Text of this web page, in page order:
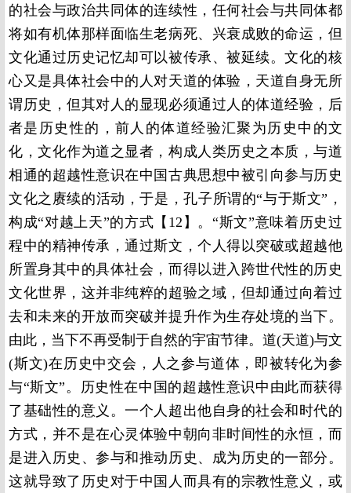
的社会与政治共同体的连续性，任何社会与共同体都
将如有机体那样面临生老病死、兴衰成败的命运，但
文化通过历史记忆却可以被传承、被延续。文化的核
心又是具体社会中的人对天道的体验，天道自身无所
谓历史，但其对人的显现必须通过人的体道经验，后
者是历史性的，前人的体道经验汇聚为历史中的文
化，文化作为道之显者，构成人类历史之本质，与道
相通的超越性意识在中国古典思想中被引向参与历史
文化之赓续的活动，于是，孔子所谓的“与于斯文”，
构成“对越上天”的方式【12】。“斯文”意味着历史过
程中的精神传承，通过斯文，个人得以突破或超越他
所置身其中的具体社会，而得以进入跨世代性的历史
文化世界，这并非纯粹的超验之域，但却通过向着过
去和未来的开放而突破并提升作为生存处境的当下。
由此，当下不再受制于自然的宇宙节律。道(天道)与文
(斯文)在历史中交会，人之参与道体，即被转化为参
与“斯文”。历史性在中国的超越性意识中由此而获得
了基础性的意义。一个人超出他自身的社会和时代的
方式，并不是在心灵体验中朝向非时间性的永恒，而
是进入历史、参与和推动历史、成为历史的一部分。
这就导致了历史对于中国人而具有的宗教性意义，或